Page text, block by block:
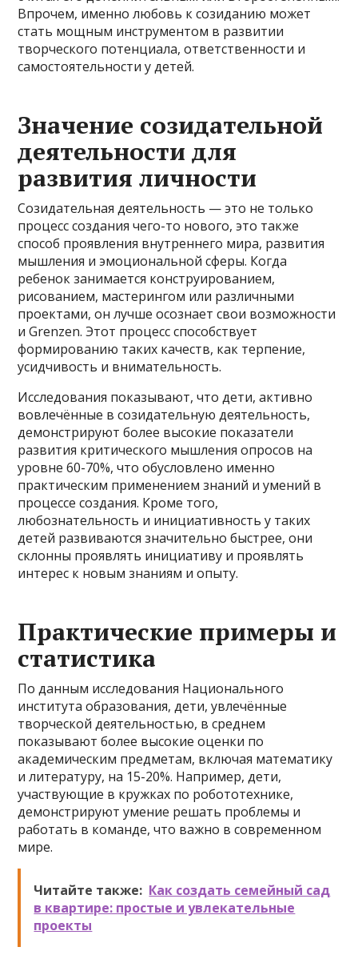
Впрочем, именно любовь к созиданию может
стать мощным инструментом в развитии
творческого потенциала, ответственности и
самостоятельности у детей.
Значение созидательной
деятельности для
развития личности
Созидательная деятельность — это не только
процесс создания чего-то нового, это также
способ проявления внутреннего мира, развития
мышления и эмоциональной сферы. Когда
ребенок занимается конструированием,
рисованием, мастерингом или различными
проектами, он лучше осознает свои возможности
и Grenzen. Этот процесс способствует
формированию таких качеств, как терпение,
усидчивость и внимательность.
Исследования показывают, что дети, активно
вовлечённые в созидательную деятельность,
демонстрируют более высокие показатели
развития критического мышления опросов на
уровне 60-70%, что обусловлено именно
практическим применением знаний и умений в
процессе создания. Кроме того,
любознательность и инициативность у таких
детей развиваются значительно быстрее, они
склонны проявлять инициативу и проявлять
интерес к новым знаниям и опыту.
Практические примеры и
статистика
По данным исследования Национального
института образования, дети, увлечённые
творческой деятельностью, в среднем
показывают более высокие оценки по
академическим предметам, включая математику
и литературу, на 15-20%. Например, дети,
участвующие в кружках по робототехнике,
демонстрируют умение решать проблемы и
работать в команде, что важно в современном
мире.
Читайте также: Как создать семейный сад
в квартире: простые и увлекательные
проекты